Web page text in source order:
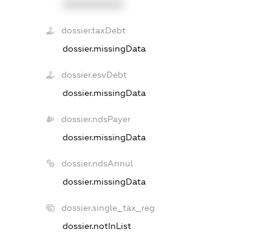
dossier.taxDebt
dossier.missingData
dossier.esvDebt
dossier.missingData
dossier.ndsPayer
dossier.missingData
dossier.ndsAnnul
dossier.missingData
dossier.single_tax_reg
dossier.notInList